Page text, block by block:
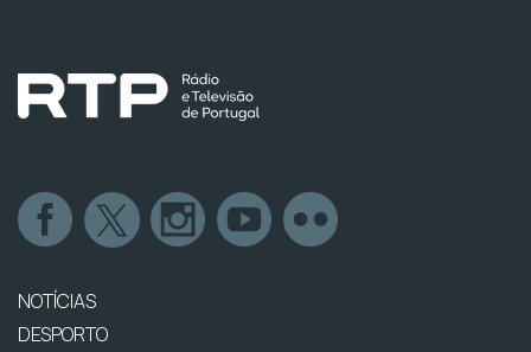
NOTÍCIAS
DESPORTO